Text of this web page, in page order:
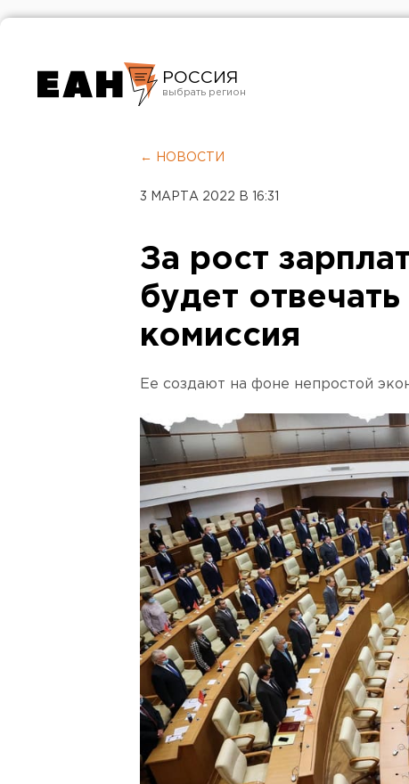
РОССИЯ
Челябинск
← НОВОСТИ
3 МАРТА 2022 В 16:31
За рост
будет
комиссия
Ее создают на фоне непростой